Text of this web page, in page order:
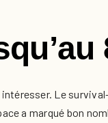
Le
a marqué bon